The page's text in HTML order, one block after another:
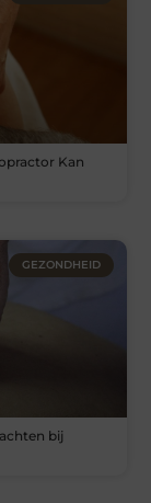
Kan
GEZONDHEID
bij